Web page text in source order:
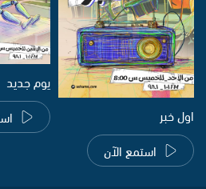
اول خبر
استمع الآن
يوم جديد